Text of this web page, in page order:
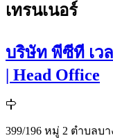
เทรนเนอร์
บริษัท พีซีที เว
| Head Office
399/196 หมู่ 2 ตำบลบ